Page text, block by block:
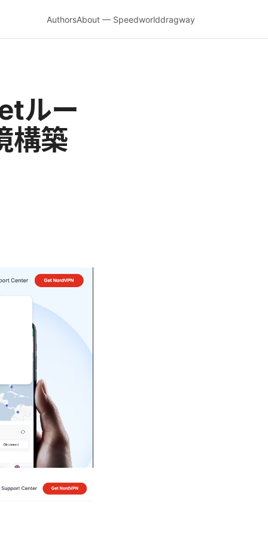
AuthorsAbout — Speedworlddragway
ルー
構築